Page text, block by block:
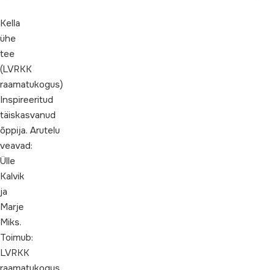
Kella
ühe
tee
(LVRKK
raamatukogus)
Inspireeritud
täiskasvanud
õppija. Arutelu
veavad:
Ülle
Kalvik
ja
Marje
Miks.
Toimub:
LVRKK